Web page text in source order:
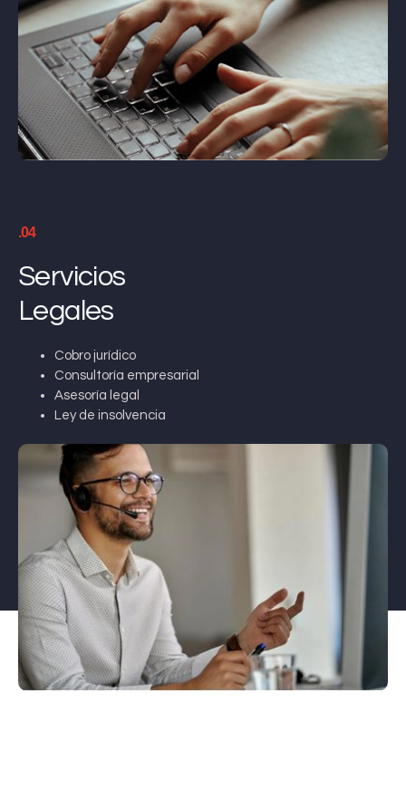
.04
Servicios
Legales
Cobro jurídico
Consultoría empresarial
Asesoría legal
Ley de insolvencia